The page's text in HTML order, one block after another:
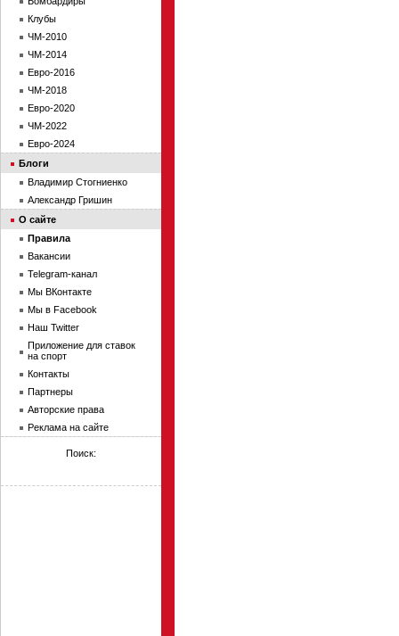
Клубы
ЧМ-2010
ЧМ-2014
Евро-2016
ЧМ-2018
Евро-2020
ЧМ-2022
Евро-2024
Блоги
Владимир Стогниенко
Александр Гришин
О сайте
Правила
Вакансии
Telegram-канал
Мы ВКонтакте
Мы в Facebook
Наш Twitter
Приложение для ставок
на спорт
Контакты
Партнеры
Авторские права
Реклама на сайте
Поиск: